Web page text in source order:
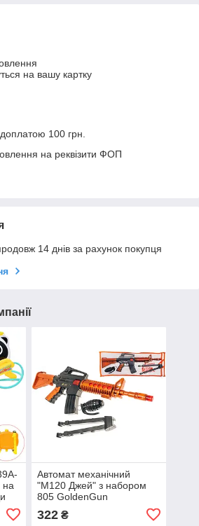
на вашу картку
100 грн.
на реквізити ФОП
14 днів за рахунок покупця
на
Автомат механічний
"М120 Джей" з набором
805 GoldenGun
322₴